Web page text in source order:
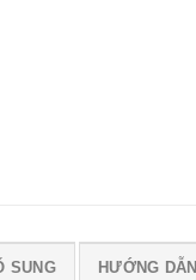
SUNG HƯỚNG